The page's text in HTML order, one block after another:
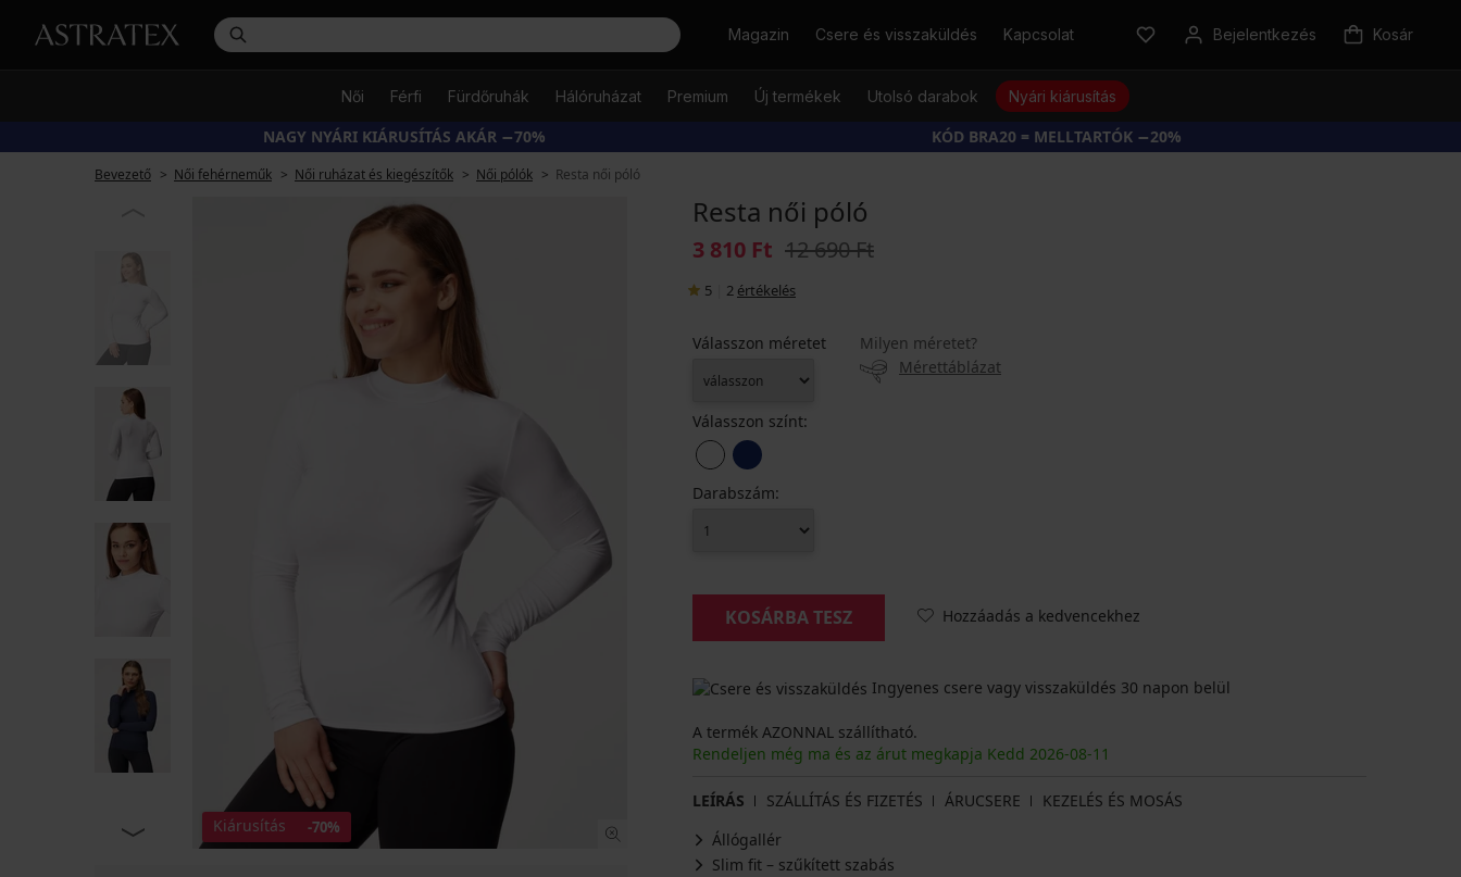
KeresésMagazin Csere és visszaküldés Kapcsolat Bejelentkezés Kosár
Női Férfi Fürdőruhák Hálóruházat Premium Új termékek Utolsó darabok Nyári kiárusítás
NAGY NYÁRI KIÁRUSÍTÁS AKÁR −70% KÓD BRA20 = MELLTARTÓK −20%
Bevezető Női fehérneműk Női ruházat és kiegészítők Női pólók Resta női póló
Kiárusítás -70%
Resta női póló
3 810 Ft 12 690 Ft
5 2 értékelés
Válasszon méretet
Milyen méretet?
Mérettáblázat
Válasszon színt:
Darabszám:
KOSÁRBA TESZ Hozzáadás a kedvencekhez
Ingyenes csere vagy visszaküldés 30 napon belül
A termék AZONNAL szállítható.
Rendeljen még ma és az árut megkapja Kedd 2026-08-11
LEÍRÁS SZÁLLÍTÁS ÉS FIZETÉS ÁRUCSERE
KEZELÉS ÉS MOSÁS
Állógallér
Slim fit – szűkített szabás